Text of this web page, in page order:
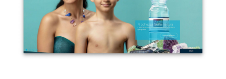
Accanto al catalogo dei prodotti e formati
distribuiti, sezioni dedicate alla sorgente e
all'azienda.